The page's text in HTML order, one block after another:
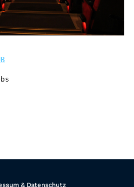
& Datenschutz